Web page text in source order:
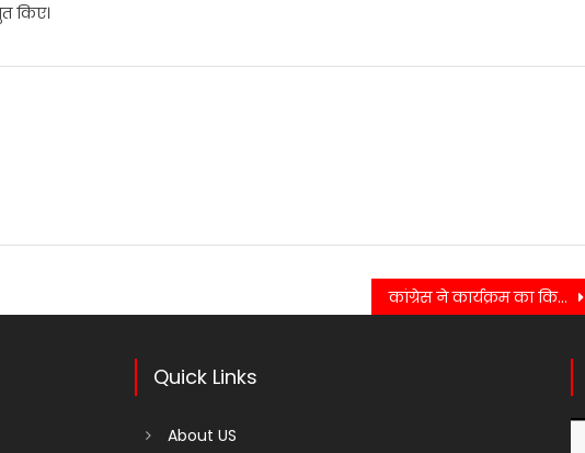
किए।
कांग्रेस ने कार्यक्रम का किया आयोजन…..
Quick Links
About US